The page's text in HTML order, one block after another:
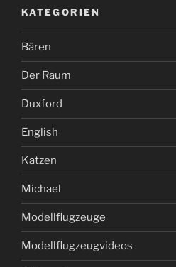
KATEGORIEN
Bären
Der Raum
Duxford
English
Katzen
Michael
Modellflugzeuge
Modellflugzeugvideos